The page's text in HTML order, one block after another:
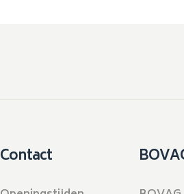
Contact